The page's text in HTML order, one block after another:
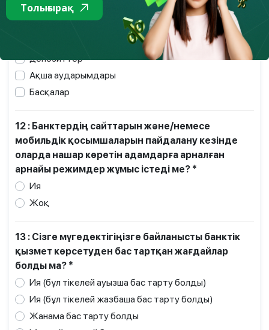
Банктік карта бойынша операциялар
депозиттер
Ақша аударымдары
Басқалар
12 : Банктердің сайттарын және/немесе
мобильдік қосымшаларын пайдалану кезінде
оларда нашар көретін адамдарға арналған
арнайы режимдер жұмыс істеді ме? *
Ия
Жоқ
13 : Сізге мүгедектігіңізге байланысты банктік
қызмет көрсетуден бас тартқан жағдайлар
болды ма? *
Ия (бұл тікелей ауызша бас тарту болды)
Ия (бұл тікелей жазбаша бас тарту болды)
Жанама бас тарту болды
Толығырақ